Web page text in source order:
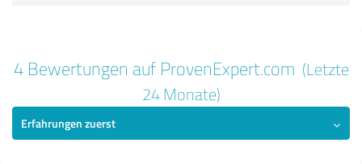
SEHR GUT
4 Bewertungen auf ProvenExpert.com (Letzte
24 Monate)
Erfahrungen zuerst